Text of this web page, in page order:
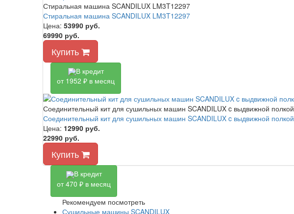
Стиральная машина SCANDILUX LM3T12297
Стиральная машина SCANDILUX LM3T12297
Цена: 53990 руб.
69990 руб.
Купить
В кредит
от 1952 ₽ в месяц
Соединительный кит для сушильных машин SCANDILUX c выдвижной полкой
Соединительный кит для сушильных машин SCANDILUX c выдвижной полкой
Цена: 12990 руб.
22990 руб.
Купить
В кредит
от 470 ₽ в месяц
Рекомендуем посмотреть
Сушильные машины SCANDILUX